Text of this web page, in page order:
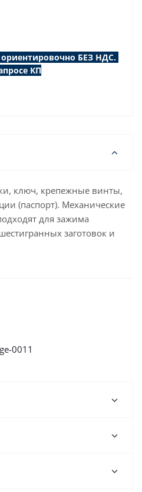
ориентировочно БЕЗ НДС.
КП
ключ, крепежные винты,
(паспорт). Механические
для зажима
заготовок и
0011